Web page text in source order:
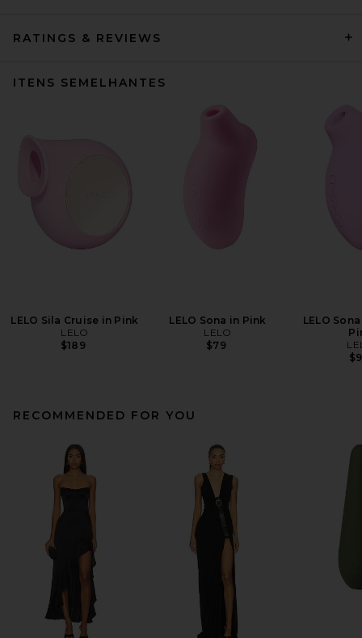
RATINGS & REVIEWS
ITENS SEMELHANTES
LELO Sila Cruise in Pink
LELO
$189
LELO Sona in Pink
LELO
$79
LELO
RECOMMENDED FOR YOU